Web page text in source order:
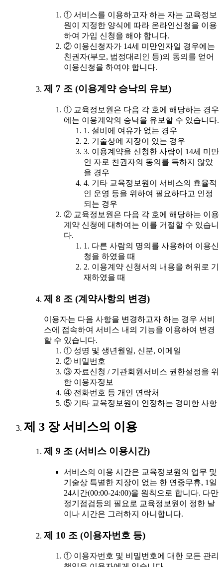
① 서비스를 이용하고자 하는 자는 교육정보
원이 지정한 양식에 따라 온라인신청을 이용
하여 가입 신청을 해야 합니다.
② 이용신청자가 14세 미만인자일 경우에는
친권자(부모, 법정대리인 등)의 동의를 얻어
이용신청을 하여야 합니다.
제 7 조 (이용계약 승낙의 유보)
① 교육정보원은 다음 각 호에 해당하는 경우
에는 이용계약의 승낙을 유보할 수 있습니다.
1. 설비에 여유가 없는 경우
2. 기술상에 지장이 있는 경우
3. 이용계약을 신청한 사람이 14세 미만
인 자로 친권자의 동의를 득하지 않았
을 경우
4. 기타 교육정보원이 서비스의 효율적
인 운영 등을 위하여 필요하다고 인정
되는 경우
② 교육정보원은 다음 각 호에 해당하는 이용
계약 신청에 대하여는 이를 거절할 수 있습니
다.
1. 다른 사람의 명의를 사용하여 이용신
청을 하였을 때
2. 이용계약 신청서의 내용을 허위로 기
재하였을 때
제 8 조 (계약사항의 변경)
이용자는 다음 사항을 변경하고자 하는 경우 서비
스에 접속하여 서비스 내의 기능을 이용하여 변경
할 수 있습니다.
① 성명 및 생년월일, 신분, 이메일
② 비밀번호
③ 자료신청 / 기관회원서비스 권한설정을 위
한 이용자정보
④ 전화번호 등 개인 연락처
⑤ 기타 교육정보원이 인정하는 경미한 사항
제 3 장 서비스의 이용
제 9 조 (서비스 이용시간)
서비스의 이용 시간은 교육정보원의 업무 및
기술상 특별한 지장이 없는 한 연중무휴, 1일
24시간(00:00-24:00)을 원칙으로 합니다. 다만
정기점검등의 필요로 교육정보원이 정한 날
이나 시간은 그러하지 아니합니다.
제 10 조 (이용자번호 등)
① 이용자번호 및 비밀번호에 대한 모든 관리